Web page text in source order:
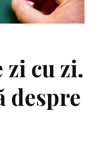
zi cu zi.
despre